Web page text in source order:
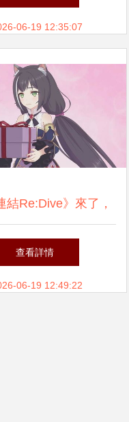
06-19 12:35:07
結Re:Dive》來了，
游戲改編動畫的又一
部精品？
查看詳情
06-19 12:49:22